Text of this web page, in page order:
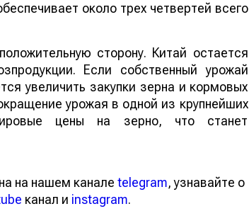
около трех четвертей всего
сторону. Китай остается
Если собственный урожай
увеличить закупки зерна и кормовых
урожая в одной из крупнейших
цены на зерно, что станет
на нашем канале telegram, узнавайте о
канал и instagram.